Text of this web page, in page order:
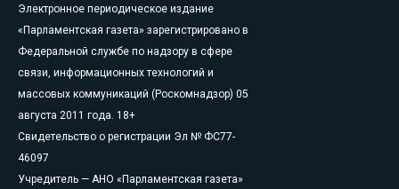
Электронное периодическое издание
«Парламентская газета» зарегистрировано в
Федеральной службе по надзору в сфере
связи, информационных технологий и
массовых коммуникаций (Роскомнадзор) 05
августа 2011 года. 18+
Свидетельство о регистрации Эл № ФС77-
46097
Учредитель — АНО «Парламентская газета»